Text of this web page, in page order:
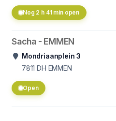
Nog 2 h 41 min open
Sacha - EMMEN
Mondriaanplein 3
7811 DH EMMEN
Open